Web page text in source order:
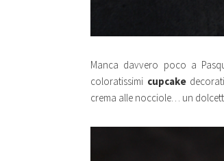
Manca davvero poco a
coloratissimi cupcakedecorati
crema alle nocciole… un